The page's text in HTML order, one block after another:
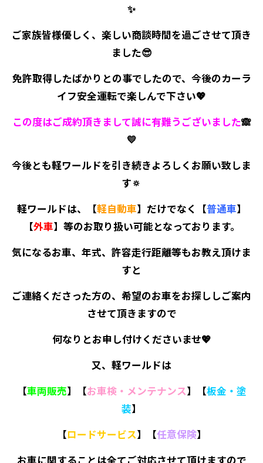
✨
ご家族皆様優しく、楽しい商談時間を過ごさせて頂き
ました😎
免許取得したばかりとの事でしたので、今後のカーラ
イフ安全運転で楽しんで下さい💖
この度はご成約頂きまして誠に有難うございました🙈
💛
今後とも軽ワールドを引き続きよろしくお願い致しま
す🔅
軽ワールドは、【軽自動車】だけでなく【普通車】
【外車】等のお取り扱い可能となっております。
気になるお車、年式、許容走行距離等もお教え頂けま
すと
ご連絡くださった方の、希望のお車をお探ししご案内
させて頂きますので
何なりとお申し付けくださいませ💖
又、軽ワールドは
【車両販売】【お車検・メンテナンス】【板金・塗
装】
【ロードサービス】【任意保険】
お車に関することは全てご対応させて頂けますので